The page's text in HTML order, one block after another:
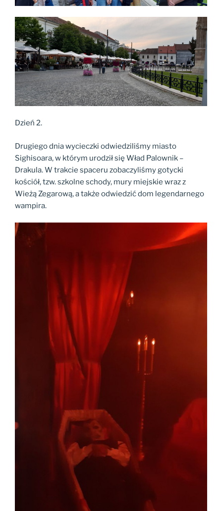
Dzień 2.
Drugiego dnia wycieczki odwiedziliśmy miasto
Sighisoara, w którym urodził się Wład Palownik –
Drakula. W trakcie spaceru zobaczyliśmy gotycki
kościół, tzw. szkolne schody, mury miejskie wraz z
Wieżą Zegarową, a także odwiedzić dom legendarnego
wampira.